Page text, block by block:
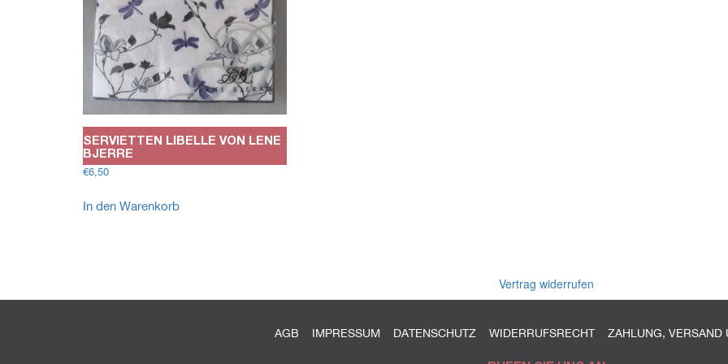
SERVIETTEN LIBELLE VON LENE
BJERRE
€6,50
In den Warenkorb
Vertrag widerrufen
AGB IMPRESSUM DATENSCHUTZ WIDERRUFSRECHT ZAHLUNG, VERSAND